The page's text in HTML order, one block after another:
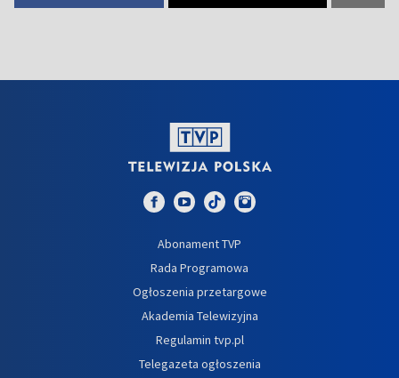
Abonament TVP
Rada Programowa
Ogłoszenia przetargowe
Akademia Telewizyjna
Regulamin tvp.pl
Telegazeta ogłoszenia